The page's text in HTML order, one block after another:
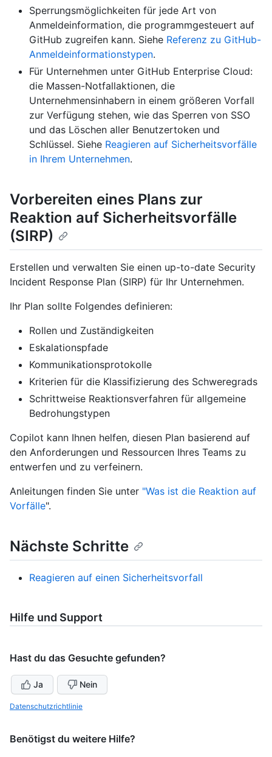
Sperrungsmöglichkeiten für jede Art von
Anmeldeinformation, die programmgesteuert auf
GitHub zugreifen kann. Siehe Referenz zu GitHub-
Anmeldeinformationstypen.
Für Unternehmen unter GitHub Enterprise Cloud:
die Massen-Notfallaktionen, die
Unternehmensinhabern in einem größeren Vorfall
zur Verfügung stehen, wie das Sperren von SSO
und das Löschen aller Benutzertoken und
Schlüssel. Siehe Reagieren auf Sicherheitsvorfälle
in Ihrem Unternehmen.
Vorbereiten eines Plans zur
Reaktion auf Sicherheitsvorfälle
(SIRP)
Erstellen und verwalten Sie einen up-to-date Security
Incident Response Plan (SIRP) für Ihr Unternehmen.
Ihr Plan sollte Folgendes definieren:
Rollen und Zuständigkeiten
Eskalationspfade
Kommunikationsprotokolle
Kriterien für die Klassifizierung des Schweregrads
Schrittweise Reaktionsverfahren für allgemeine
Bedrohungstypen
Copilot kann Ihnen helfen, diesen Plan basierend auf
den Anforderungen und Ressourcen Ihres Teams zu
entwerfen und zu verfeinern.
Anleitungen finden Sie unter "Was ist die Reaktion auf
Vorfälle".
Nächste Schritte
Reagieren auf einen Sicherheitsvorfall
Hilfe und Support
Hast du das Gesuchte gefunden?
Ja Nein
Datenschutzrichtlinie
Benötigst du weitere Hilfe?